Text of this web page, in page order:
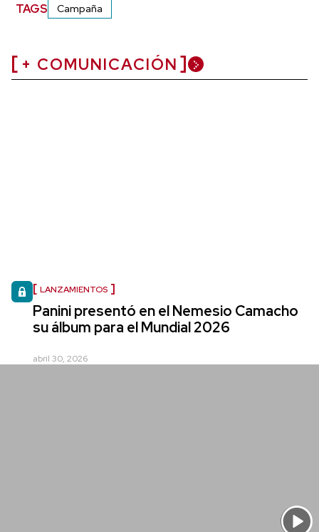
TAGS Campaña
+ COMUNICACIÓN
LANZAMIENTOS
Panini presentó en el Nemesio Camacho
su álbum para el Mundial 2026
abril 30, 2026